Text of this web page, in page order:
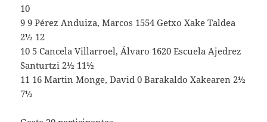
10
9 9 Pérez Anduiza, Marcos 1554 Getxo Xake Taldea
2½ 12
10 5 Cancela Villarroel, Álvaro 1620 Escuela Ajedrez
Santurtzi 2½ 11½
11 16 Martin Monge, David 0 Barakaldo Xakearen 2½
7½